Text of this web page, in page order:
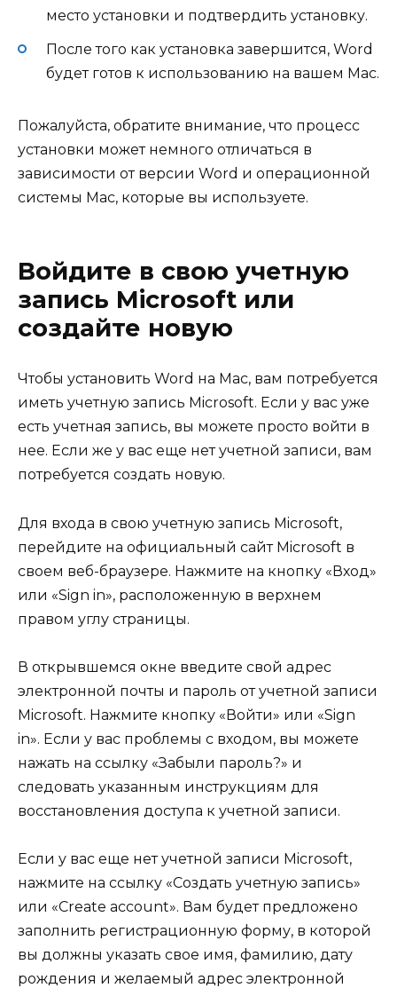
место установки и подтвердить установку.
После того как установка завершится, Word
будет готов к использованию на вашем Mac.
Пожалуйста, обратите внимание, что процесс
установки может немного отличаться в
зависимости от версии Word и операционной
системы Mac, которые вы используете.
Войдите в свою учетную
запись Microsoft или
создайте новую
Чтобы установить Word на Mac, вам потребуется
иметь учетную запись Microsoft. Если у вас уже
есть учетная запись, вы можете просто войти в
нее. Если же у вас еще нет учетной записи, вам
потребуется создать новую.
Для входа в свою учетную запись Microsoft,
перейдите на официальный сайт Microsoft в
своем веб-браузере. Нажмите на кнопку «Вход»
или «Sign in», расположенную в верхнем
правом углу страницы.
В открывшемся окне введите свой адрес
электронной почты и пароль от учетной записи
Microsoft. Нажмите кнопку «Войти» или «Sign
in». Если у вас проблемы с входом, вы можете
нажать на ссылку «Забыли пароль?» и
следовать указанным инструкциям для
восстановления доступа к учетной записи.
Если у вас еще нет учетной записи Microsoft,
нажмите на ссылку «Создать учетную запись»
или «Create account». Вам будет предложено
заполнить регистрационную форму, в которой
вы должны указать свое имя, фамилию, дату
рождения и желаемый адрес электронной